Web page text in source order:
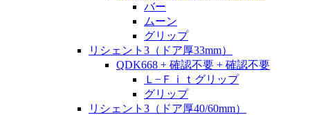
バー
ムーン
グリップ
リシェント3（ドア厚33mm）
QDK668 + 確認不要 + 確認不要
Ｌ−Ｆｉｔグリップ
グリップ
リシェント3（ドア厚40/60mm）